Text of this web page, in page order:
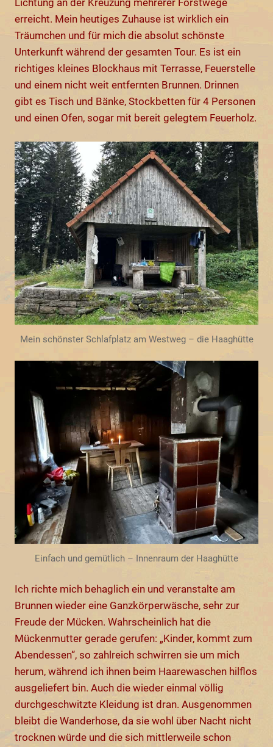
erreicht. Mein heutiges Zuhause ist wirklich ein
Träumchen und für mich die absolut schönste
Unterkunft während der gesamten Tour. Es ist ein
richtiges kleines Blockhaus mit Terrasse, Feuerstelle
und einem nicht weit entfernten Brunnen. Drinnen
gibt es Tisch und Bänke, Stockbetten für 4 Personen
und einen Ofen, sogar mit bereit gelegtem Feuerholz.
Mein schönster Schlafplatz am Westweg – die Haaghütte
Einfach und gemütlich – Innenraum der Haaghütte
Ich richte mich behaglich ein und veranstalte am
Brunnen wieder eine Ganzkörperwäsche, sehr zur
Freude der Mücken. Wahrscheinlich hat die
Mückenmutter gerade gerufen: „Kinder, kommt zum
Abendessen“, so zahlreich schwirren sie um mich
herum, während ich ihnen beim Haarewaschen hilflos
ausgeliefert bin. Auch die wieder einmal völlig
durchgeschwitzte Kleidung ist dran. Ausgenommen
bleibt die Wanderhose, da sie wohl über Nacht nicht
trocknen würde und die sich mittlerweile schon